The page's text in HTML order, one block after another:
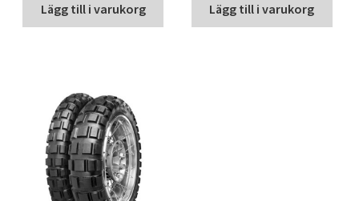
Lägg till i varukorg Lägg till i varukorg